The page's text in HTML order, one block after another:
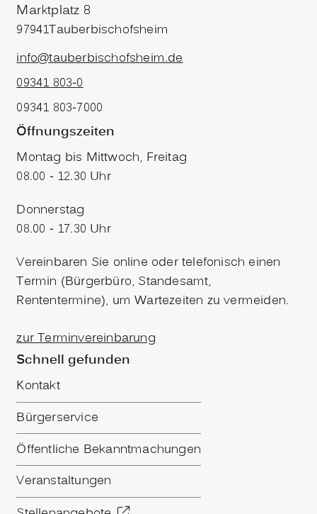
Marktplatz 8
97941Tauberbischofsheim
info@tauberbischofsheim.de
09341 803-0
09341 803-7000
Öffnungszeiten
Montag bis Mittwoch, Freitag
08.00 - 12.30 Uhr
Donnerstag
08.00 - 17.30 Uhr
Vereinbaren Sie online oder telefonisch einen
Termin (Bürgerbüro, Standesamt,
Rententermine), um Wartezeiten zu vermeiden.
zur Terminvereinbarung
Schnell gefunden
Kontakt
Bürgerservice
Öffentliche Bekanntmachungen
Veranstaltungen